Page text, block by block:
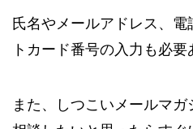
氏名やメールアドレス、電
トカード番号の入力も必要
また、しつこいメールマ